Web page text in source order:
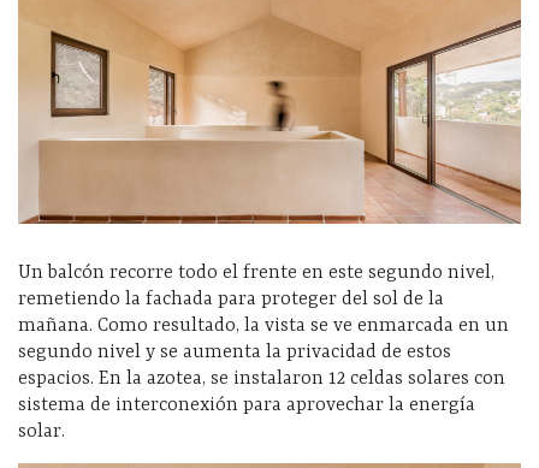
Un balcón recorre todo el frente en este segundo nivel,
remetiendo la fachada para proteger del sol de la
mañana. Como resultado, la vista se ve enmarcada en un
segundo nivel y se aumenta la privacidad de estos
espacios. En la azotea, se instalaron 12 celdas solares con
sistema de interconexión para aprovechar la energía
solar.